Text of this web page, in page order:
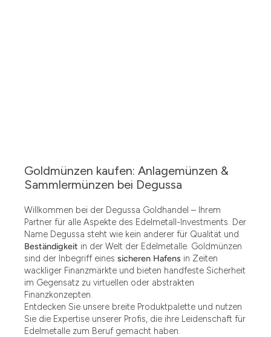
Goldmünzen kaufen: Anlagemünzen &
Sammlermünzen bei Degussa
Willkommen bei der Degussa Goldhandel – Ihrem
Partner für alle Aspekte des Edelmetall-Investments. Der
Name Degussa steht wie kein anderer für Qualität und
Beständigkeit in der Welt der Edelmetalle. Goldmünzen
sind der Inbegriff eines sicheren Hafens in Zeiten
wackliger Finanzmärkte und bieten handfeste Sicherheit
im Gegensatz zu virtuellen oder abstrakten
Finanzkonzepten.
Entdecken Sie unsere breite Produktpalette und nutzen
Sie die Expertise unserer Profis, die ihre Leidenschaft für
Edelmetalle zum Beruf gemacht haben.